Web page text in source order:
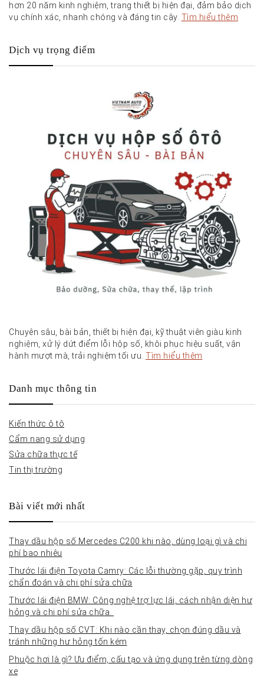
hơn 20 năm kinh nghiệm, trang thiết bị hiện đại, đảm bảo dịch
vụ chính xác, nhanh chóng và đáng tin cậy. Tìm hiểu thêm
Dịch vụ trọng điểm
Chuyên sâu, bài bản, thiết bị hiện đại, kỹ thuật viên giàu kinh
nghiệm, xử lý dứt điểm lỗi hộp số, khôi phục hiệu suất, vận
hành mượt mà, trải nghiệm tối ưu. Tìm hiểu thêm
Danh mục thông tin
Kiến thức ô tô
Cẩm nang sử dụng
Sửa chữa thực tế
Tin thị trường
Bài viết mới nhất
Thay dầu hộp số Mercedes C200 khi nào, dùng loại gì và chi
phí bao nhiêu
Thước lái điện Toyota Camry: Các lỗi thường gặp, quy trình
chẩn đoán và chi phí sửa chữa
Thước lái điện BMW: Công nghệ trợ lực lái, cách nhận diện hư
hỏng và chi phí sửa chữa.
Thay dầu hộp số CVT: Khi nào cần thay, chọn đúng dầu và
tránh những hư hỏng tốn kém
Phuộc hơi là gì? Ưu điểm, cấu tạo và ứng dụng trên từng dòng
xe